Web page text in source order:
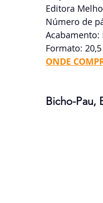
Editora
Número de
Acabamento:
Formato:
ONDE
Bicho-Pau,